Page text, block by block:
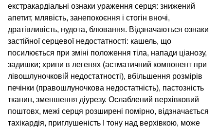
екстракардіальні ознаки ураження серця: знижений
апетит, млявість, занепокоєння і стогін вночі,
дратівливість, нудота, блювання. Відзначаються ознаки
застійної серцевої недостатності: кашель, що
посилюється при зміні положення тіла, напади ціанозу,
задишки; хрипи в легенях (астматичний компонент при
лівошлуночковій недостатності), вбільшення розмірів
печінки (правошлуночкова недостатність), пастозність
тканин, зменшення діурезу. Ослаблений верхівковий
поштовх, межі серця розширені помірно, відзначається
тахікардія, приглушеність І тону над верхівкою, може